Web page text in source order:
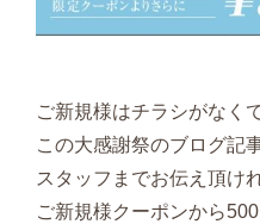
ご新規様はチラシがなく
この大感謝祭のブログ記
スタッフまでお伝え頂け
ご新規様クーポンから